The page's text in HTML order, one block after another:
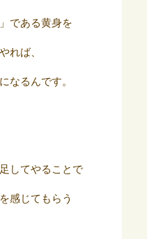
である黄身を
れば、
なるんです。
してやることで
感じてもらう